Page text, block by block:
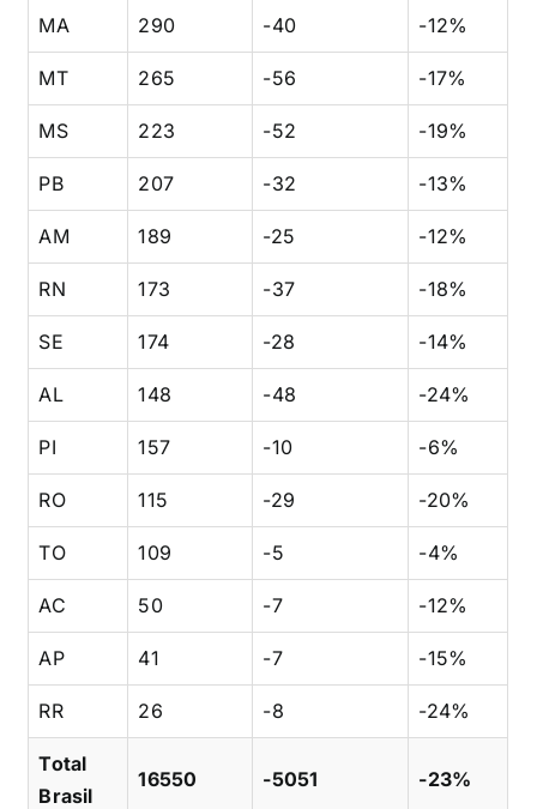
MA 290 -40 -12%
MT 265 -56 -17%
MS 223 -52 -19%
PB 207 -32 -13%
AM 189 -25 -12%
RN 173 -37 -18%
SE 174 -28 -14%
AL 148 -48 -24%
PI 157 -10 -6%
RO 115 -29 -20%
TO 109 -5 -4%
AC 50 -7 -12%
AP 41 -7 -15%
RR 26 -8 -24%
Total
Brasil
16550 -5051 -23%